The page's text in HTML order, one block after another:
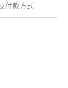
付款方式